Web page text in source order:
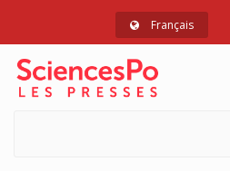
Français